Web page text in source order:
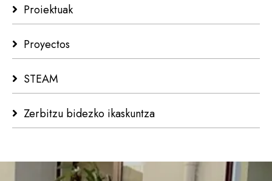
Proiektuak
Proyectos
STEAM
Zerbitzu bidezko ikaskuntza